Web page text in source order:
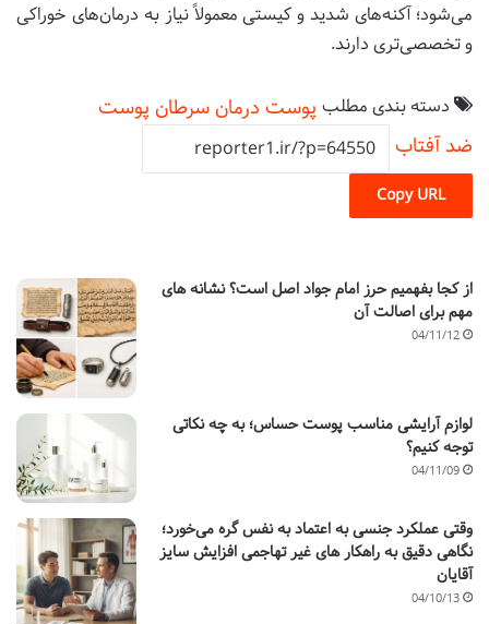
می‌شود؛ آکنه‌های شدید و کیستی معمولاً نیاز به درمان‌های خوراکی
و تخصصی‌تری دارند.
دسته بندی مطلب پوست درمانسرطان پوست
ضد آفتاب
Copy URL
از کجا بفهمیم حرز امام جواد اصل است؟ نشانه های
مهم برای اصالت آن
04/11/12
لوازم آرایشی مناسب پوست حساس؛ به چه نکاتی
توجه کنیم؟
04/11/09
وقتی عملکرد جنسی به اعتماد به‌ نفس گره می‌خورد؛
نگاهی دقیق به راهکار های غیر تهاجمی افزایش سایز
آقایان
04/10/13